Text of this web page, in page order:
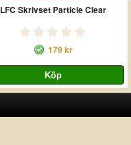
LFC Skrivset Particle Clear
179 kr